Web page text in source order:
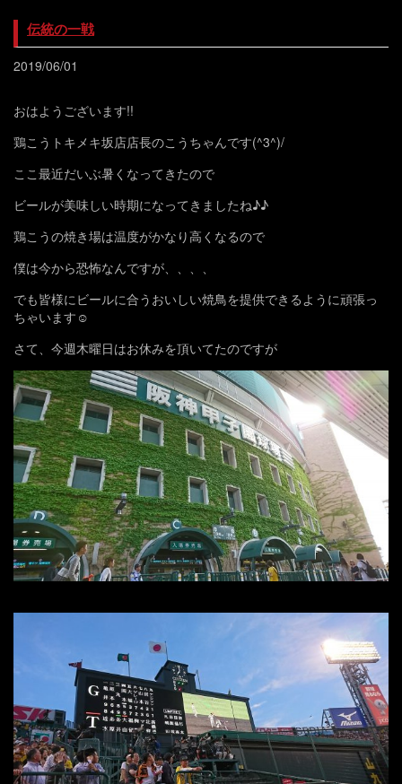
伝統の一戦
2019/06/01
おはようございます!!
鶏こうトキメキ坂店店長のこうちゃんです(^3^)/
ここ最近だいぶ暑くなってきたので
ビールが美味しい時期になってきましたね♪♪
鶏こうの焼き場は温度がかなり高くなるので
僕は今から恐怖なんですが、、、、
でも皆様にビールに合うおいしい焼鳥を提供できるように頑張っ
ちゃいます☺️
さて、今週木曜日はお休みを頂いてたのですが